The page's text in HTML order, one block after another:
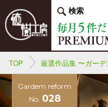
検索
TOP 厳選作品集 〜ガー
Gardem reform
No. 028